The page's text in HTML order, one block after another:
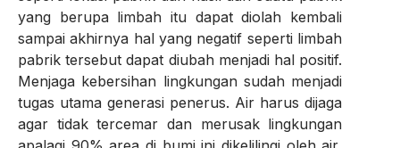
yang berupa limbah itu dapat diolah kembali
sampai akhirnya hal yang negatif seperti limbah
pabrik tersebut dapat diubah menjadi hal positif.
Menjaga kebersihan lingkungan sudah menjadi
tugas utama generasi penerus. Air harus dijaga
agar tidak tercemar dan merusak lingkungan